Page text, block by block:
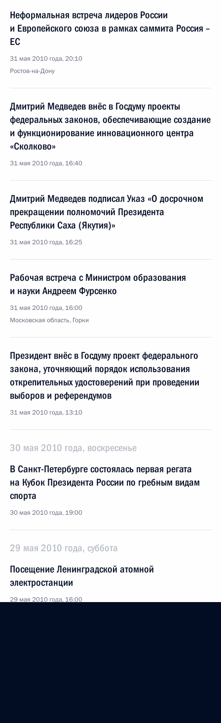
Неформальная встреча лидеров России
и Европейского союза в рамках саммита Россия –
ЕС
31 мая 2010 года, 20:10
Ростов-на-Дону
Дмитрий Медведев внёс в Госдуму проекты
федеральных законов, обеспечивающие создание
и функционирование инновационного центра
«Сколково»
31 мая 2010 года, 16:40
Дмитрий Медведев подписал Указ «О досрочном
прекращении полномочий Президента
Республики Саха (Якутия)»
31 мая 2010 года, 16:25
Рабочая встреча с Министром образования
и науки Андреем Фурсенко
31 мая 2010 года, 16:00
Московская область, Горки
Президент внёс в Госдуму проект федерального
закона, уточняющий порядок использования
открепительных удостоверений при проведении
выборов и референдумов
31 мая 2010 года, 13:10
30 мая 2010 года, воскресенье
В Санкт-Петербурге состоялась первая регата
на Кубок Президента России по гребным видам
спорта
30 мая 2010 года, 19:00
29 мая 2010 года, суббота
Посещение Ленинградской атомной
электростанции
29 мая 2010 года, 16:00